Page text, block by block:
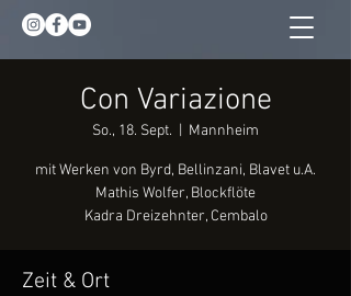
Con Variazione
So., 18. Sept. Mannheim
mit Werken von Byrd, Bellinzani, Blavet u.A.
Mathis Wolfer, Blockflöte
Kadra Dreizehnter, Cembalo
Zeit & Ort